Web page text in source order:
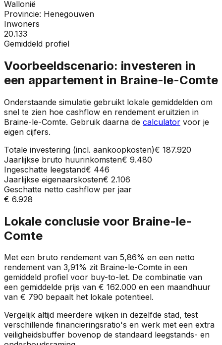
Wallonië
Provincie: Henegouwen
Inwoners
20.133
Gemiddeld profiel
Voorbeeldscenario: investeren in
een appartement in Braine-le-Comte
Onderstaande simulatie gebruikt lokale gemiddelden om
snel te zien hoe cashflow en rendement eruitzien in
Braine-le-Comte. Gebruik daarna de calculator voor je
eigen cijfers.
Totale investering (incl. aankoopkosten)€ 187.920
Jaarlijkse bruto huurinkomsten€ 9.480
Ingeschatte leegstand€ 446
Jaarlijkse eigenaarskosten€ 2.106
Geschatte netto cashflow per jaar
€ 6.928
Lokale conclusie voor Braine-le-
Comte
Met een bruto rendement van 5,86% en een netto
rendement van 3,91% zit Braine-le-Comte in een
gemiddeld profiel voor buy-to-let. De combinatie van
een gemiddelde prijs van € 162.000 en een maandhuur
van € 790 bepaalt het lokale potentieel.
Vergelijk altijd meerdere wijken in dezelfde stad, test
verschillende financieringsratio's en werk met een extra
veiligheidsbuffer bovenop de standaard leegstands- en